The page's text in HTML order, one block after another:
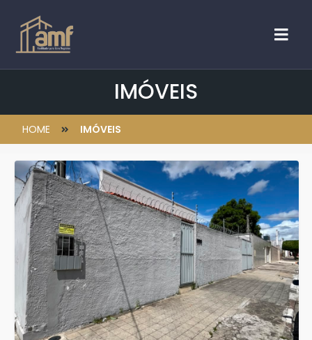
IMÓVEIS
HOME IMÓVEIS